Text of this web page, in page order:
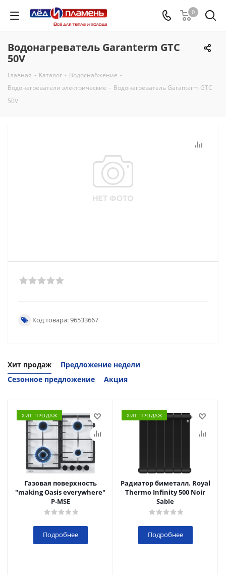
0
Водонагреватель Garanterm GTС
50V
Главная - Каталог - Водоснабжение -
Водонагреватели электрические - Водонагреватель Garanterm GTС
50V
Код товара: 96533667
Хит продаж
Предложение недели
Сезонное предложение
Акция
ХИТ ПРОДАЖ
Газовая поверхность
"making Oasis everywhere"
P-MSE
Подробнее
ХИТ ПРОДАЖ
Радиатор биметалл. Royal
Thermo Infinity 500 Noir
Sable
Подробнее